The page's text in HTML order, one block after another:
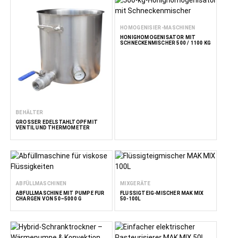
BEHÄLTER
GROSSER EDELSTAHLTOPF MIT V
ENTIL UND THERMOMETER
HOMOGENISIER-MASCHINEN
HONIGHOMOGENISATOR MIT
SCHNECKENMISCHER 500 / 1100 KG
ABFÜLLMASCHINEN
ABFÜLLMASCHINE MIT PUMPE FÜR
CHARGEN VON 50–5000 G
MIXGERÄTE
FLÜSSIGTEIG-MISCHER MAK MIX
50-100L